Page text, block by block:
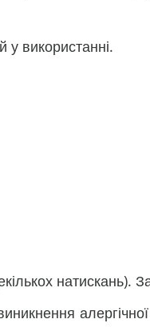
у використанні.
натискань).